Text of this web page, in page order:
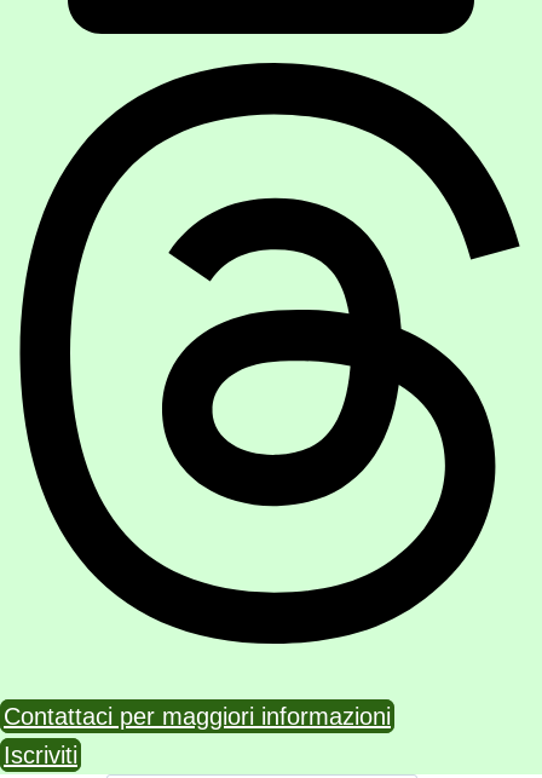
Contattaci per maggiori informazioni
Iscriviti